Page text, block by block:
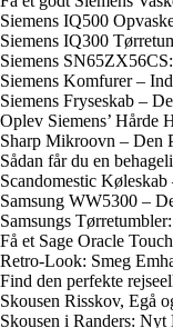
Siemens IQ500
Siemens IQ300
Siemens
Siemens Komfurer –
Siemens Fryseskab –
Oplev Siemens’ Hårde
Sharp Mikroovn – Den
Sådan får du en
Scandomestic
Samsung WW5300 –
Samsungs
Få et Sage Oracle
Retro-Look: Smeg
Find den perfekte
Skousen Risskov, Egå
Skousen i Randers: